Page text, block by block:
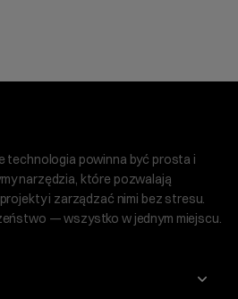
technologia powinna być prosta i
narzędzia, które pozwalają
i zarządzać nimi bez stresu.
— wszystko w jednym miejscu.